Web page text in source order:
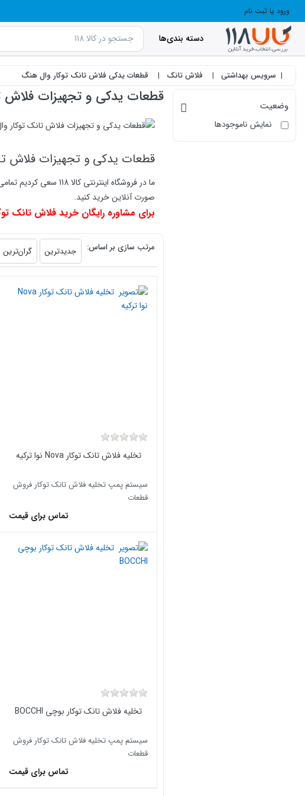
ورود یا ثبت نام
دسته بندی‌ها
سرویس بهداشتی فلاش تانک قطعات یدکی فلاش تانک توکار وال هنگ
وضعیت
نمایش ناموجودها
قطعات یدکی و تجهیزات فلاش
قطعات یدکی و تجهیزات فلاش
ما در فروشگاه
صورت آنلاین خرید کنید.
برای مشاوره رایگان خرید فلاش تانک
products.productlist
مرتب سازی بر اساس: جدیدترین گران‌ترین
تخلیه فلاش تانک توکار Nova نوا ترکیه
سیستم پمپ تخلیه فلاش تانک توکار فروش
قطعات
تماس برای قیمت
تخلیه فلاش تانک توکار بوچی BOCCHI
سیستم پمپ تخلیه فلاش تانک توکار فروش
قطعات
تماس برای قیمت